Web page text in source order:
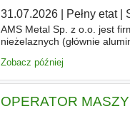
31.07.2026| Pełny etat|
AMS Metal Sp. z o.o. jest
nieżelaznych (głównie
Zobacz później
OPERATOR